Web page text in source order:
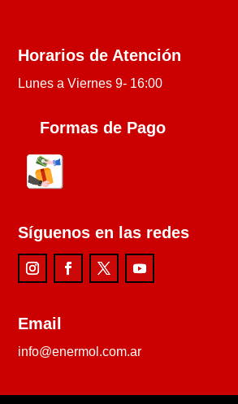
Horarios de Atención
Lunes a Viernes 9- 16:00
Formas de Pago
Síguenos en las redes
Email
info@enermol.com.ar